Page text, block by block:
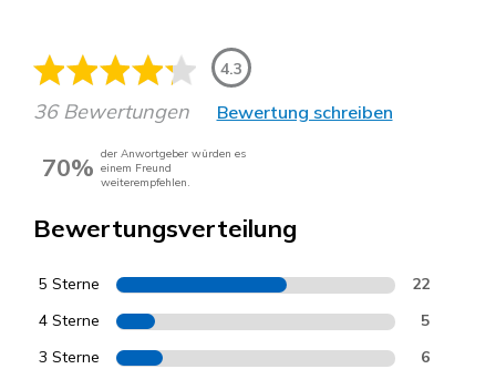
4.3
36 Bewertungen Bewertung schreiben
70% der Anwortgeber würden es
einem Freund
weiterempfehlen.
Bewertungsverteilung
5 Sterne 22
4 Sterne 5
3 Sterne 6